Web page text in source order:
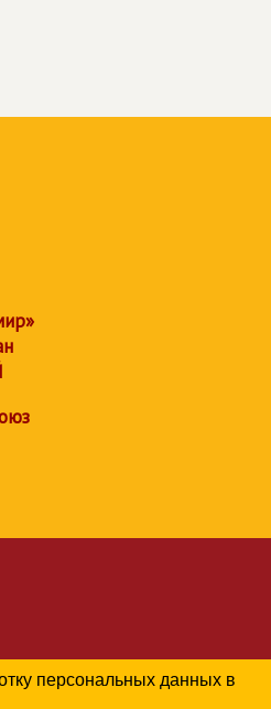
персональных данных в